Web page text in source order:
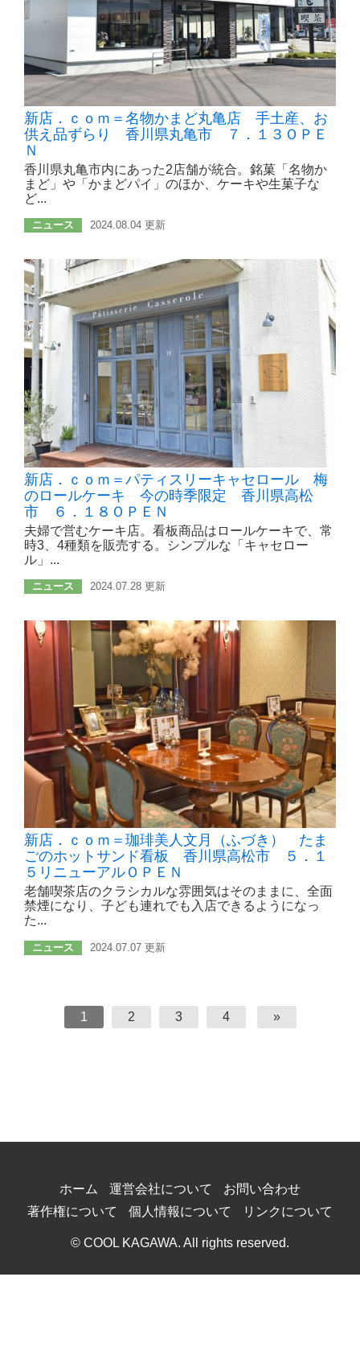
新店．ｃｏｍ＝名物かまど丸亀店 手土産、お
供え品ずらり 香川県丸亀市 ７．１３ＯＰＥ
Ｎ
香川県丸亀市内にあった2店舗が統合。銘菓「名物か
まど」や「かまどパイ」のほか、ケーキや生菓子な
ど...
ニュース 2024.08.04 更新
新店．ｃｏｍ＝パティスリーキャセロール 梅
のロールケーキ 今の時季限定 香川県高松
市 ６．１８ＯＰＥＮ
夫婦で営むケーキ店。看板商品はロールケーキで、常
時3、4種類を販売する。シンプルな「キャセロー
ル」...
ニュース 2024.07.28 更新
新店．ｃｏｍ＝珈琲美人文月（ふづき） たま
ごのホットサンド看板 香川県高松市 ５．１
５リニューアルＯＰＥＮ
老舗喫茶店のクラシカルな雰囲気はそのままに、全面
禁煙になり、子ども連れでも入店できるようになっ
た...
ニュース 2024.07.07 更新
1 2 3 4 »
ホーム 運営会社について
お問い合わせ
著作権について
個人情報について リンクについて
© COOL KAGAWA. All rights reserved.